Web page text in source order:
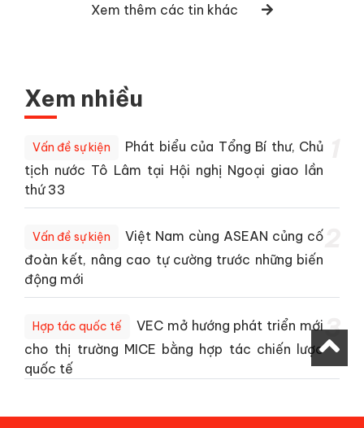
Xem thêm các tin khác
Xem nhiều
Vấn đề sự kiện
Phát biểu của Tổng Bí thư, Chủ
tịch nước Tô Lâm tại Hội nghị Ngoại giao lần
thứ 33
Vấn đề sự kiện
Việt Nam cùng ASEAN củng cố
đoàn kết, nâng cao tự cường trước những biến
động mới
Hợp tác quốc tế
VEC mở hướng phát triển mới
cho thị trường MICE bằng hợp tác chiến lược
quốc tế
3